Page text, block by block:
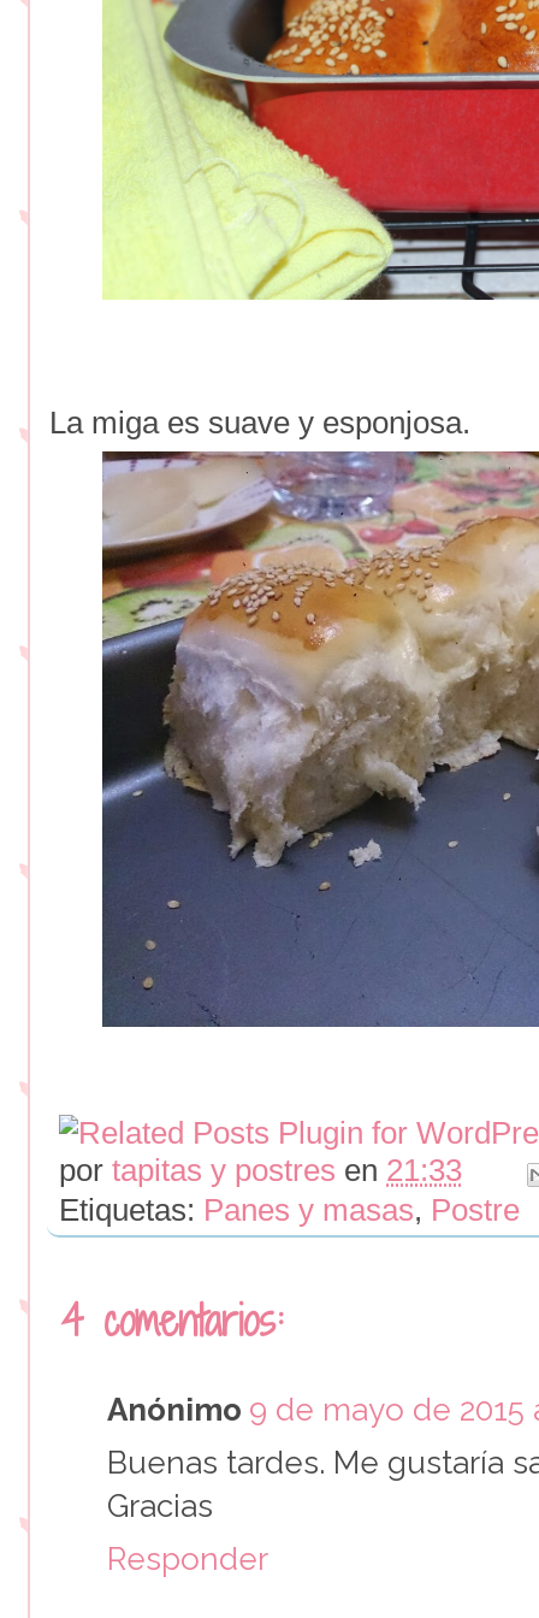
La miga es suave y esponjosa.
por tapitas y postres en 21:33
Etiquetas: Panes y masas, Postre
4 comentarios:
Anónimo 9 de mayo de 2015
Buenas tardes. Me gustaría
Gracias
Responder